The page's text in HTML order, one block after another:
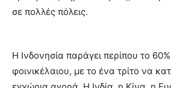
σε πολλές πόλεις.
Η Ινδονησία παράγει περίπου το
φοινικέλαιου, με το ένα τρίτο να